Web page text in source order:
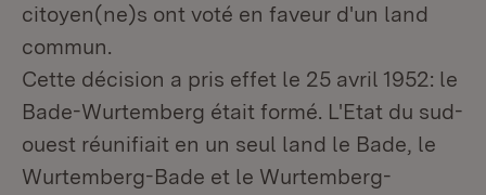
citoyen(ne)s ont voté en faveur d'un land
commun.
Cette décision a pris effet le 25 avril 1952: le
Bade-Wurtemberg était formé. L'Etat du sud-
ouest réunifiait en un seul land le Bade, le
Wurtemberg-Bade et le Wurtemberg-